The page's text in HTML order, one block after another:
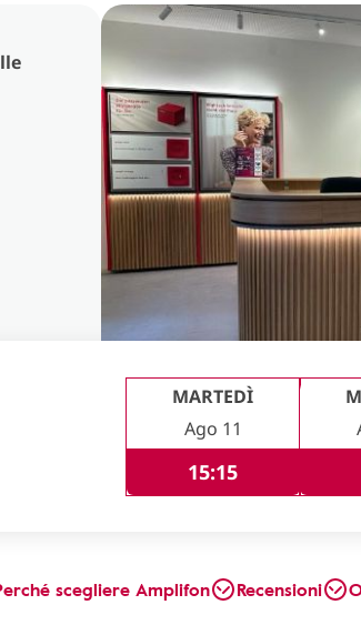
MARTEDÌ
Ago 11
15:15
scegliere Amplifon Recensioni